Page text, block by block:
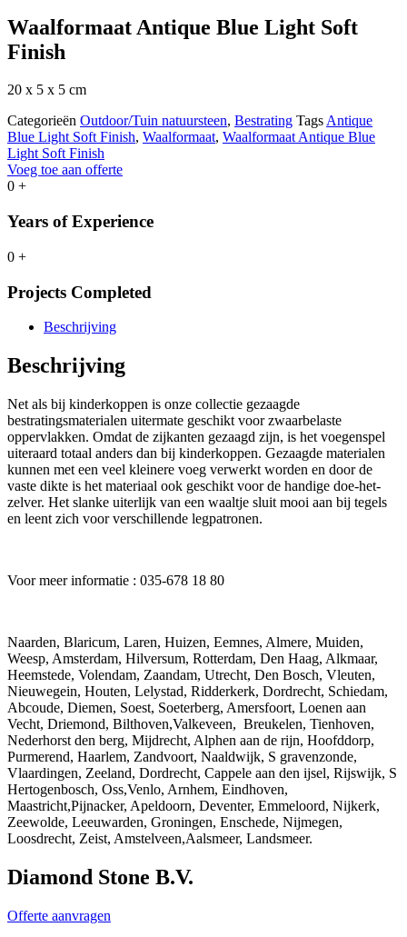
Waalformaat Antique Blue Light Soft
Finish
20 x 5 x 5 cm
Categorieën Outdoor/Tuin natuursteen, Bestrating TagsAntique
Blue Light Soft Finish, Waalformaat, Waalformaat Antique Blue
Light Soft Finish
Voeg toe aan offerte
0 +
Years of Experience
0 +
Projects Completed
Beschrijving
Beschrijving
Net als bij kinderkoppen is onze collectie gezaagde
bestratingsmaterialen uitermate geschikt voor zwaarbelaste
oppervlakken. Omdat de zijkanten gezaagd zijn, is het voegenspel
uiteraard totaal anders dan bij kinderkoppen. Gezaagde materialen
kunnen met een veel kleinere voeg verwerkt worden en door de
vaste dikte is het materiaal ook geschikt voor de handige doe-het-
zelver. Het slanke uiterlijk van een waaltje sluit mooi aan bij tegels
en leent zich voor verschillende legpatronen.
Voor meer informatie : 035-678 18 80
Naarden, Blaricum, Laren, Huizen, Eemnes, Almere, Muiden,
Weesp, Amsterdam, Hilversum, Rotterdam, Den Haag, Alkmaar,
Heemstede, Volendam, Zaandam, Utrecht, Den Bosch, Vleuten,
Nieuwegein, Houten, Lelystad, Ridderkerk, Dordrecht, Schiedam,
Abcoude, Diemen, Soest, Soeterberg, Amersfoort, Loenen aan
Vecht, Driemond, Bilthoven,Valkeveen, Breukelen, Tienhoven,
Nederhorst den berg, Mijdrecht, Alphen aan de rijn, Hoofddorp,
Purmerend, Haarlem, Zandvoort, Naaldwijk, S gravenzonde,
Vlaardingen, Zeeland, Dordrecht, Cappele aan den ijsel, Rijswijk, S
Hertogenbosch, Oss,Venlo, Arnhem, Eindhoven,
Maastricht,Pijnacker, Apeldoorn, Deventer, Emmeloord, Nijkerk,
Zeewolde, Leeuwarden, Groningen, Enschede, Nijmegen,
Loosdrecht, Zeist, Amstelveen,Aalsmeer, Landsmeer.
Diamond Stone B.V.
Offerte aanvragen